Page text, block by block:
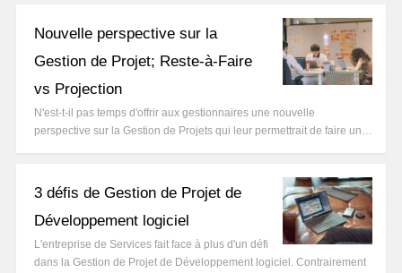
Nouvelle perspective sur la
Gestion de Projet; Reste-à-Faire
vs Projection
N'est-t-il pas temps d'offrir aux gestionnaires une nouvelle
perspective sur la Gestion de Projets qui leur permettrait de faire un…
3 défis de Gestion de Projet de
Développement logiciel
L'entreprise de Services fait face à plus d'un défi
dans la Gestion de Projet de Développement logiciel. Contrairement